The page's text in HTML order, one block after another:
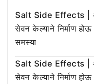
Salt Side Effects |
सेवन केल्याने निर्माण होऊ
समस्या
Salt Side Effects |
सेवन केल्याने निर्माण होऊ